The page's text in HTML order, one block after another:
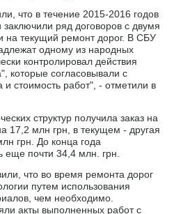
что в течение 2015-2016 годов
ряд договоров с двумя
на текущий ремонт дорог. В СБУ
одному из народных
контролировал действия
которые согласовывали с
стоимость работ", - отметили в
структур получила заказ на
17,2 млн грн, в текущем - другая
грн. До конца года
еще почти 34,4 млн. грн.
что во время ремонта дорог
путем использования
чем необходимо.
акты выполненных работ с